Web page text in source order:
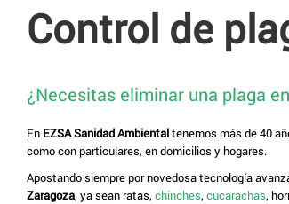
Control de
¿Necesitas eliminar una plaga
En EZSA Sanidad Ambientaltenemos más de 40
como con particulares, en domicilios y hogares.
Apostando siempre por novedosa tecnología
Zaragoza, ya sean ratas, chinches, cucarachas,